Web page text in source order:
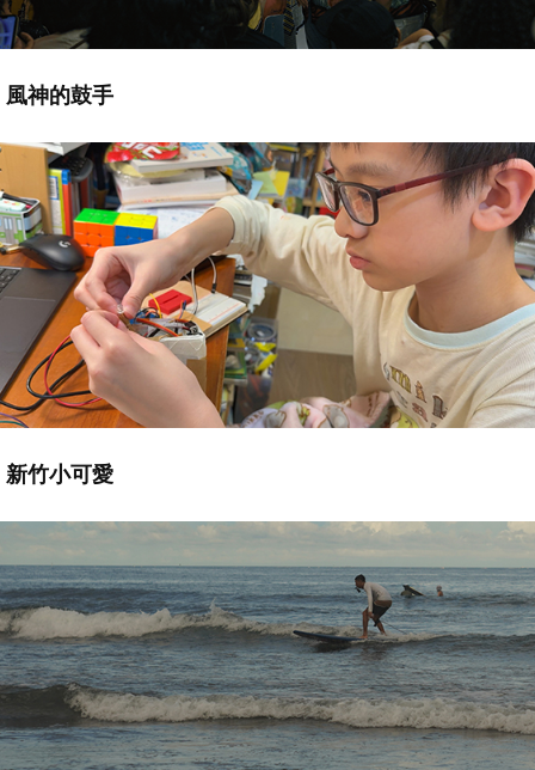
風神的鼓手
新竹小可愛